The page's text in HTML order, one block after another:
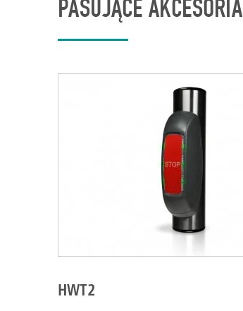
PASUJĄCE AKCESORIA
HWT2